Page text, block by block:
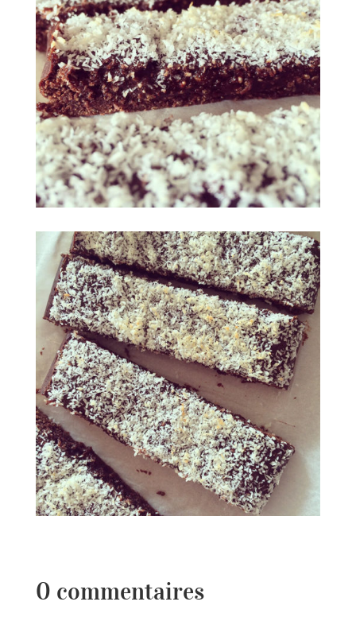
0 commentaires